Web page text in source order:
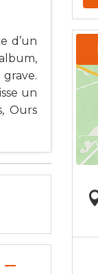
d’un
un
Ours
—